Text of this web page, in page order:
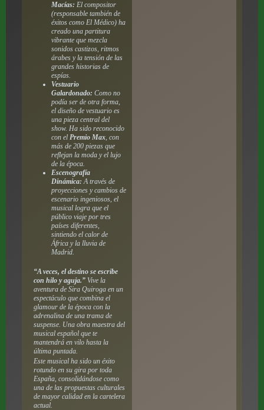
Macías: El compositor
(responsable también de
éxitos como El Médico) ha
creado una partitura
vibrante que mezcla
sonidos castizos, ritmos
árabes y la tensión de las
grandes historias de
espías.
Vestuario
Galardonado: Como no
podía ser de otra forma,
el diseño de vestuario es
una pieza central del
show. Ha sido reconocido
con el Premio Max, con
más de 200 piezas que
reflejan la moda y el lujo
de la época.
Escenografía
Dinámica: A través de
proyecciones y cambios de
escenario ingeniosos, el
musical logra que el
público viaje por tres
países diferentes,
sintiendo el calor de
África y la lluvia de
Madrid.
“A veces, el destino se escribe
con hilo y aguja.”Vive la
aventura de Sira Quiroga en un
espectáculo que combina el
glamour de la época con la
adrenalina de una trama de
suspense. Una obra maestra del
musical español que te
mantendrá en vilo hasta la
última puntada.
Este musical ha sido un éxito
rotundo en su gira por toda
España, consolidándose como
una de las propuestas culturales
de mayor calidad en la cartelera
actual.